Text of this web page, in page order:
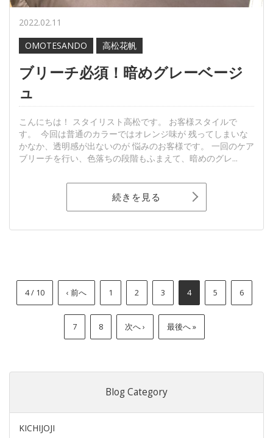
2022.02.11
OMOTESANDO
高松花帆
ブリーチ必須！暗めグレーベージ
ュ
こんにちは！ スタイリスト高松です。 お客様スタイルで
す。 今回は普通のカラーではオレンジ味が 残ってしまいな
かなか、透明感が出ないのが 悩みのお客様です。 一回のケア
ブリーチを行い、色落ちの段階もふまえて、暗めのグレ...
続きを見る
4 / 10 ‹ 前へ 1 2 3 4 5 6
7 8 次へ › 最後へ »
Blog Category
KICHIJOJI